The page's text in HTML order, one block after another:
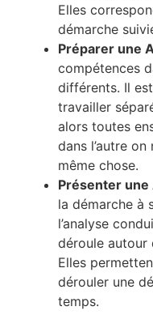
Elles
démarche
Préparer une
compétences
différents. Il
travailler
alors toutes
dans l’autre
même chose.
Présenter une
la démarche à
l’analyse
déroule autour
Elles
dérouler une
temps.